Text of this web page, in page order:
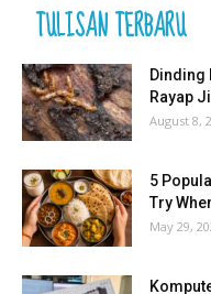
TULISAN TERBARU
Dinding
Rayap
August 8,
5
Try
May 29,